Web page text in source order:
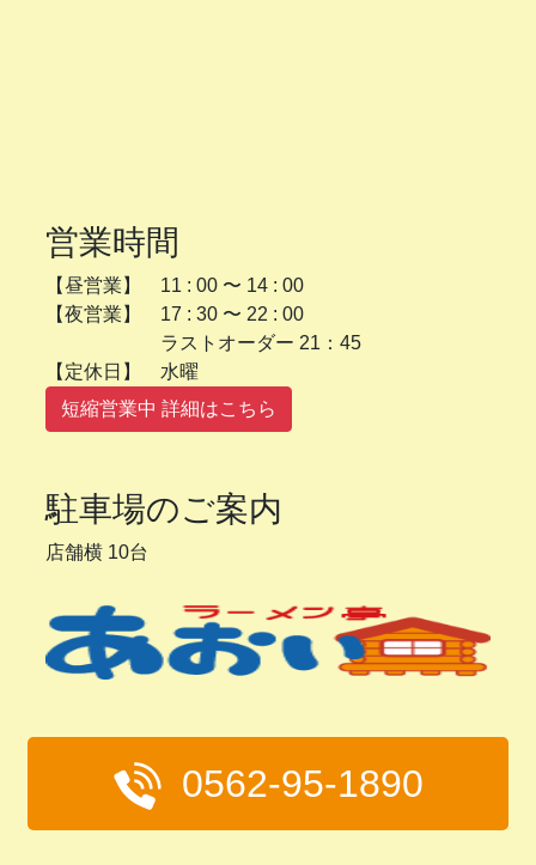
営業時間
【昼営業】 11 : 00 〜 14 : 00
【夜営業】 17 : 30 〜 22 : 00
ラストオーダー 21：45
【定休日】 水曜
短縮営業中 詳細はこちら
駐車場のご案内
店舗横 10台
0562-95-1890